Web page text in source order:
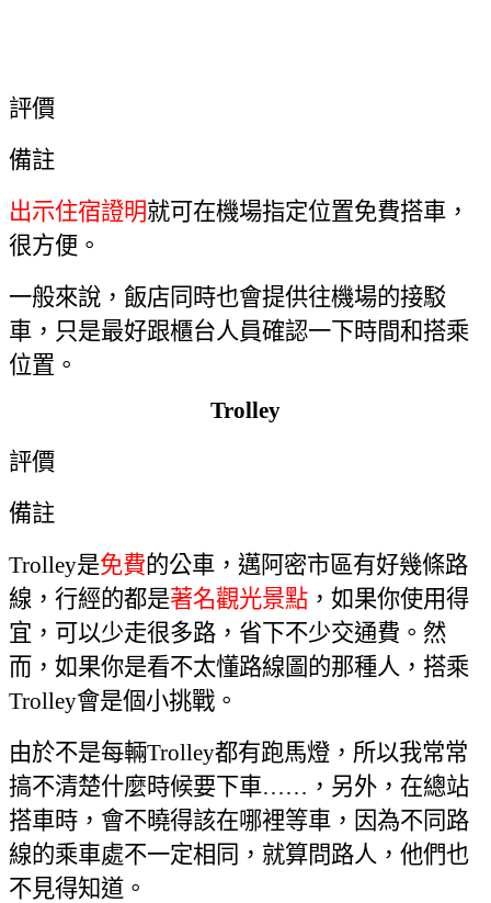
評價
備註
出示住宿證明就可在機場指定位置免費搭車 ，
很方便。
一般來說，飯店同時也會提供往機場的接駁
車，只是最好跟櫃台人員確認一下時間和搭乘
位置 。
Trolley
評價
備註
Trolley是免費的公車 ， 邁阿密市區有好幾條路
線 ， 行經的都是著名觀光景點 ，如果你使用得
宜，可以少走很多路，省下不少交通費。然
而 ， 如果你是看不太懂路線圖的那種人 ， 搭乘
Trolley會是個小挑戰 。
由於不是每輛Trolley都有跑馬燈 ， 所以我常常
搞不清楚什麼時候要下車…… ，另外，在總站
搭車時，會不曉得該在哪裡等車，因為不同路
線的乘車處不一定相同，就算問路人，他們也
不見得知道。